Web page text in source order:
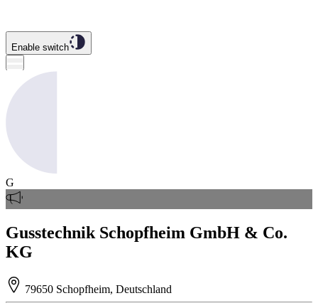
Enable switch
G
Gusstechnik Schopfheim GmbH & Co.
KG
79650 Schopfheim, Deutschland